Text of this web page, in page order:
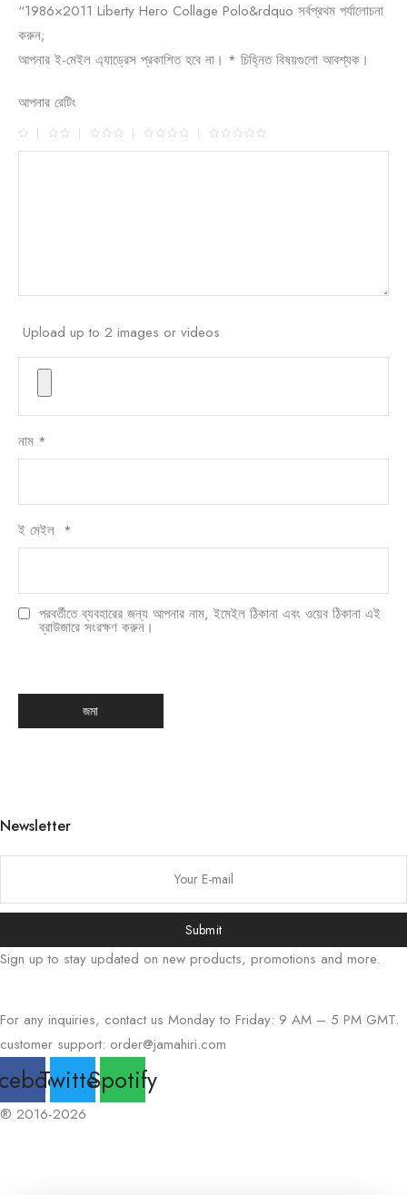
“1986×2011 Liberty Hero Collage Polo&rdquo সর্বপ্রথম পর্যালোচনা
করুন;
আপনার ই-মেইল এ্যাড্রেস প্রকাশিত হবে না। * চিহ্নিত বিষয়গুলো আবশ্যক।
আপনার রেটিং
Upload up to 2 images or videos
নাম *
ই মেইল *
পরবর্তীতে ব্যবহারের জন্য আপনার নাম, ইমেইল ঠিকানা এবং ওয়েব ঠিকানা এই
ব্রাউজারে সংরক্ষণ করুন।
Newsletter
Submit
Sign up to stay updated on new products, promotions and more.
For any inquiries, contact us Monday to Friday: 9 AM – 5 PM GMT.
customer support: order@jamahiri.com
TwitterSpotify
® 2016-2026
Português
اردو